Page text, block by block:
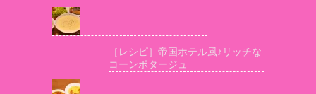
［レシピ］帝国ホテル風♪リッチな
コーンポタージュ